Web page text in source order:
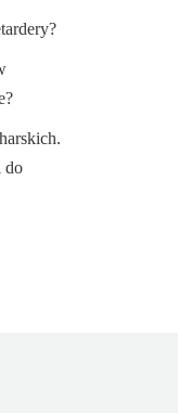
do